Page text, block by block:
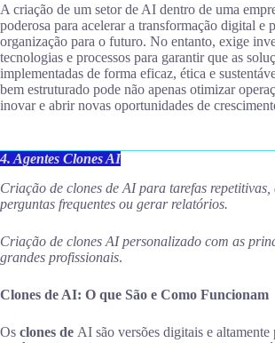
A criação de um setor de AI dentro de uma
poderosa para acelerar a transformação digital e
organização para o futuro. No entanto, exige
tecnologias e processos para garantir que as
implementadas de forma eficaz, ética e
bem estruturado pode não apenas otimizar
inovar e abrir novas oportunidades de
4. Agentes Clones AI
Criação de clones de AI para tarefas repetitivas,
perguntas frequentes ou gerar relatórios.
Criação de clones AI personalizado com as
grandes profissionais.
Clones de AI: O que São e Como Funcionam
Os clones de AI são versões digitais e altamente